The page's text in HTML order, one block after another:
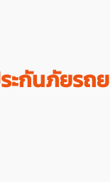
ะกันภัยรถ